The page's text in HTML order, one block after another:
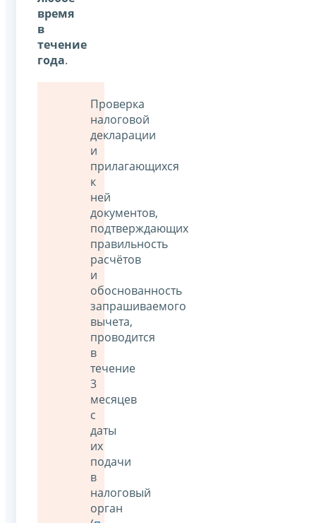
время
в
течение
года.
Проверка
налоговой
декларации
и
прилагающихся
к
ней
документов,
подтверждающих
правильность
расчётов
и
обоснованность
запрашиваемого
вычета,
проводится
в
течение
3
месяцев
с
даты
их
подачи
в
налоговый
орган